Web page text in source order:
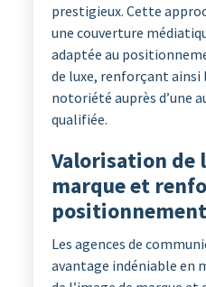
prestigieux. Cette
une couverture
adaptée au
de luxe, renforçant ainsi
notoriété auprès d’une
qualifiée.
Valorisation de
marque et
Les agences de
avantage indéniable en